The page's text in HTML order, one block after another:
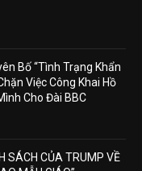
Bố “Tình Trạng Khẩn
Việc Công Khai Hồ
Cho Đài BBC
SÁCH CỦA TRUMP VỀ